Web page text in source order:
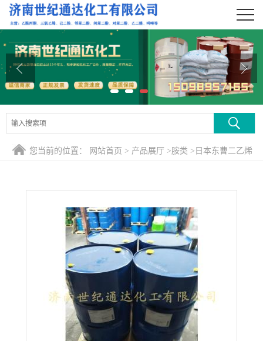
公司首页
公司介绍
产品展厅
证书荣誉
您当前的位置： 网站首页 > 产品展厅 >胺类 > 日本东曹二乙烯